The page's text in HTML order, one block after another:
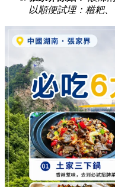
以順便試埋：糍粑